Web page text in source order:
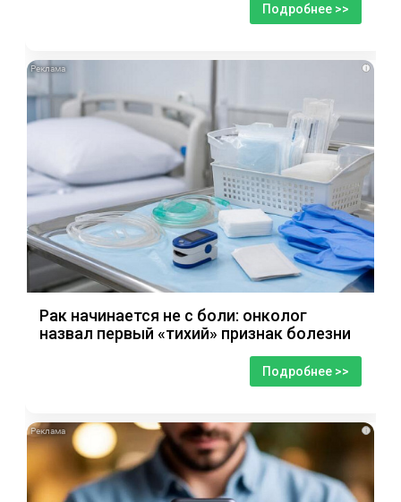
Подробнее >>
i
Рак начинается не с боли: онколог
назвал первый «тихий» признак болезни
Подробнее >>
i